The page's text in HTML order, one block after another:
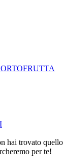
hai trovato quello
per te!